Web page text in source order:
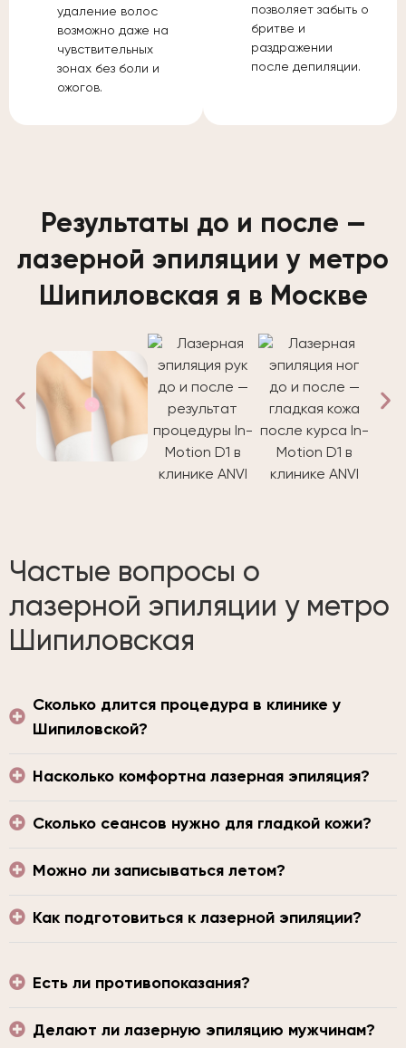
удаление волос
возможно даже на
чувствительных
зонах без боли и
ожогов.
позволяет забыть о
бритве и
раздражении
после депиляции.
Результаты до и после —
лазерной эпиляции у метро
Шипиловская я в Москве
Частые вопросы о
лазерной эпиляции у метро
Шипиловская
Сколько длится процедура в клинике у
Шипиловской?
Насколько комфортна лазерная эпиляция?
Сколько сеансов нужно для гладкой кожи?
Можно ли записываться летом?
Как подготовиться к лазерной эпиляции?
Есть ли противопоказания?
Делают ли лазерную эпиляцию мужчинам?